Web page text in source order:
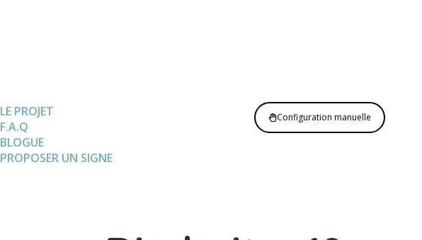
LE PROJET
F.A.Q
BLOGUE
PROPOSER UN SIGNE
Configuration manuelle